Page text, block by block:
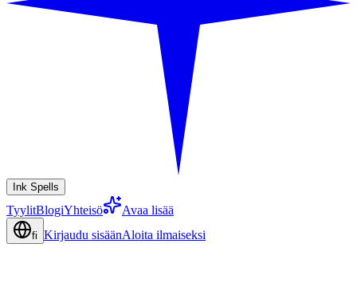
Ink Spells
TyylitBlogiYhteisö Avaa lisää
fi Kirjaudu sisäänAloita ilmaiseksi